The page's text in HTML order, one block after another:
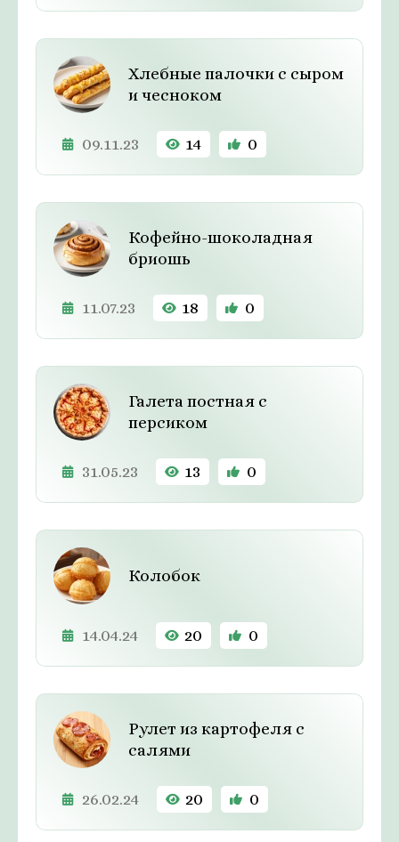
Хлебные палочки с сыром
и чесноком
09.11.23 14 0
Кофейно-шоколадная
бриошь
11.07.23 18 0
Галета постная с
персиком
31.05.23 13 0
Колобок
14.04.24 20 0
Рулет из картофеля с
салями
26.02.24 20 0